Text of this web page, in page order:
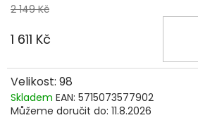
2 149 Kč
1 611 Kč
Velikost: 98
Skladem EAN: 5715073577902
Můžeme doručit do: 11.8.2026